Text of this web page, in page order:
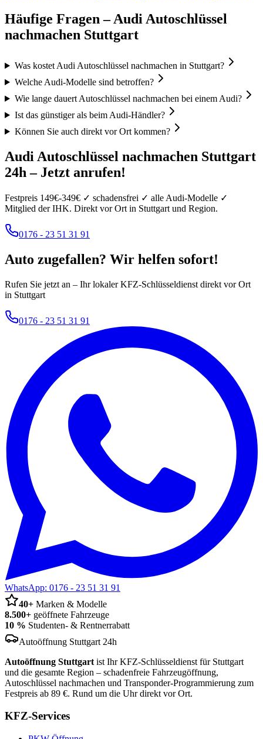
Häufige Fragen –Audi Autoschlüssel
nachmachen Stuttgart
Was kostet Audi Autoschlüssel nachmachen in Stuttgart?
Welche Audi-Modelle sind betroffen?
Wie lange dauert Autoschlüssel nachmachen bei einem Audi?
Ist das günstiger als beim Audi-Händler?
Können Sie auch direkt vor Ort kommen?
Audi Autoschlüssel nachmachen Stuttgart
24h – Jetzt anrufen!
Festpreis 149€-349€ ✓ schadensfrei ✓ alle Audi-Modelle ✓
Mitglied der IHK. Direkt vor Ort in Stuttgart und Region.
0176 - 23 51 31 91
Auto zugefallen? Wir helfen sofort!
Rufen Sie jetzt an – Ihr lokaler KFZ-Schlüsseldienst direkt vor Ort
in Stuttgart
0176 - 23 51 31 91
WhatsApp: 0176 - 23 51 31 91
40+ Marken & Modelle
8.500+ geöffnete Fahrzeuge
10 % Studenten- & Rentnerrabatt
Autoöffnung Stuttgart 24h
Autoöffnung Stuttgart ist Ihr KFZ-Schlüsseldienst für Stuttgart
und die gesamte Region – schadenfreie Fahrzeugöffnung,
Autoschlüssel nachmachen und Transponder-Programmierung zum
Festpreis ab 89 €. Rund um die Uhr direkt vor Ort.
KFZ-Services